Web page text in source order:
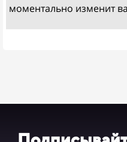
моментально изменит